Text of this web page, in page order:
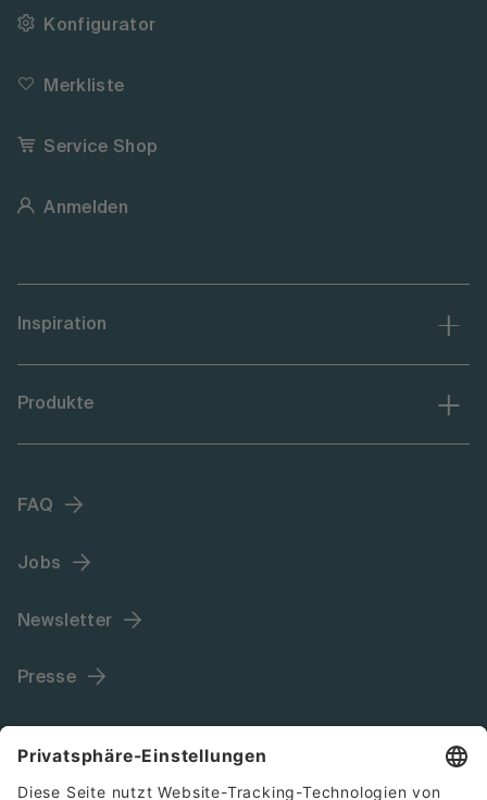
Konfigurator
Merkliste
Service Shop
Anmelden
Inspiration
Produkte
FAQ
Jobs
Newsletter
Presse